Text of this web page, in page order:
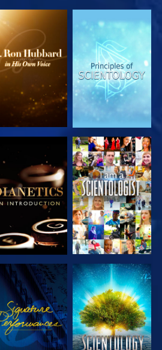
SERIE
ENTDECKEN
SERIE
ENTDECKEN
SERIE
ENTDECKEN
ANSEHEN
ANSEHEN
SERIE
ENTDECKEN